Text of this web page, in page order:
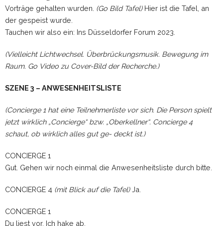
Vorträge gehalten wurden. (Go Bild Tafel) Hier ist die Tafel, an
der gespeist wurde.
Tauchen wir also ein: Ins Düsseldorfer Forum 2023.
(Vielleicht Lichtwechsel. Überbrückungsmusik. Bewegung im
Raum. Go Video zu Cover-Bild der Recherche.)
SZENE 3 – ANWESENHEITSLISTE
(Concierge 1 hat eine Teilnehmerliste vor sich. Die Person spielt
jetzt wirklich „Concierge“ bzw. „Oberkellner“. Concierge 4
schaut, ob wirklich alles gut ge- deckt ist.)
CONCIERGE 1
Gut. Gehen wir noch einmal die Anwesenheitsliste durch bitte.
CONCIERGE 4 (mit Blick auf die Tafel)Ja.
CONCIERGE 1
Du liest vor. Ich hake ab.